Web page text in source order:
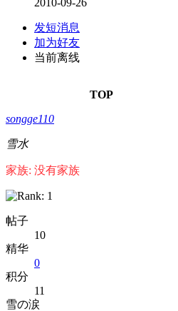
发短消息
加为好友
当前离线
TOP
songge110
雪水
家族: 没有家族
帖子
10
精华
0
积分
11
雪の涙